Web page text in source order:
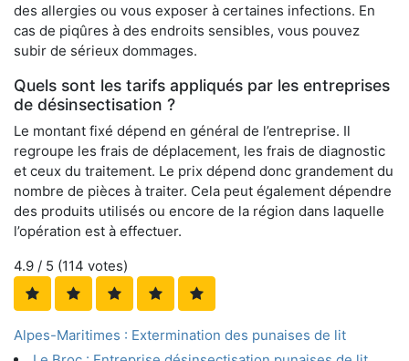
des allergies ou vous exposer à certaines infections. En
cas de piqûres à des endroits sensibles, vous pouvez
subir de sérieux dommages.
Quels sont les tarifs appliqués par les entreprises
de désinsectisation ?
Le montant fixé dépend en général de l’entreprise. Il
regroupe les frais de déplacement, les frais de diagnostic
et ceux du traitement. Le prix dépend donc grandement du
nombre de pièces à traiter. Cela peut également dépendre
des produits utilisés ou encore de la région dans laquelle
l’opération est à effectuer.
4.9 / 5 (114 votes)
Alpes-Maritimes : Extermination des punaises de lit